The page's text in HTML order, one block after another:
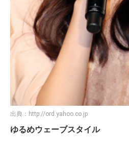
出典： http://ord.yahoo.co.jp
ゆるめウェーブスタイル